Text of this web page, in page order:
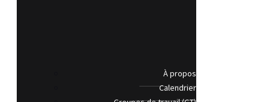
À propos
Calendrier